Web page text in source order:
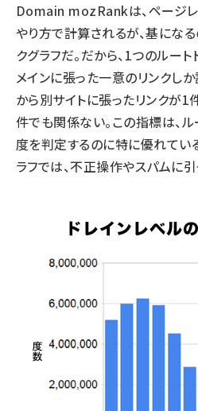
Domain mozRankは、ページ
やり方で計算されるが、基にな
クグラフだ。だから、1つのルー
メインに張った一意のリンクし
から別サイトに張ったリンクが1
件でも関係ない。この指標は、
度を判定するのに特に優れてい
ラフでは、不正操作やスパムに引